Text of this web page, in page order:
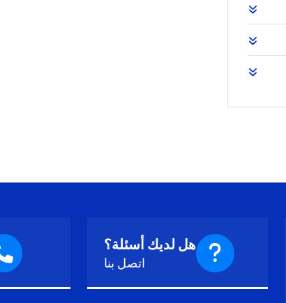
هل لديك أسئلة؟
اتصل بنا